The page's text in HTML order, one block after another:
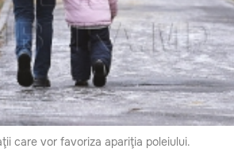
care vor favoriza apariţia poleiului.